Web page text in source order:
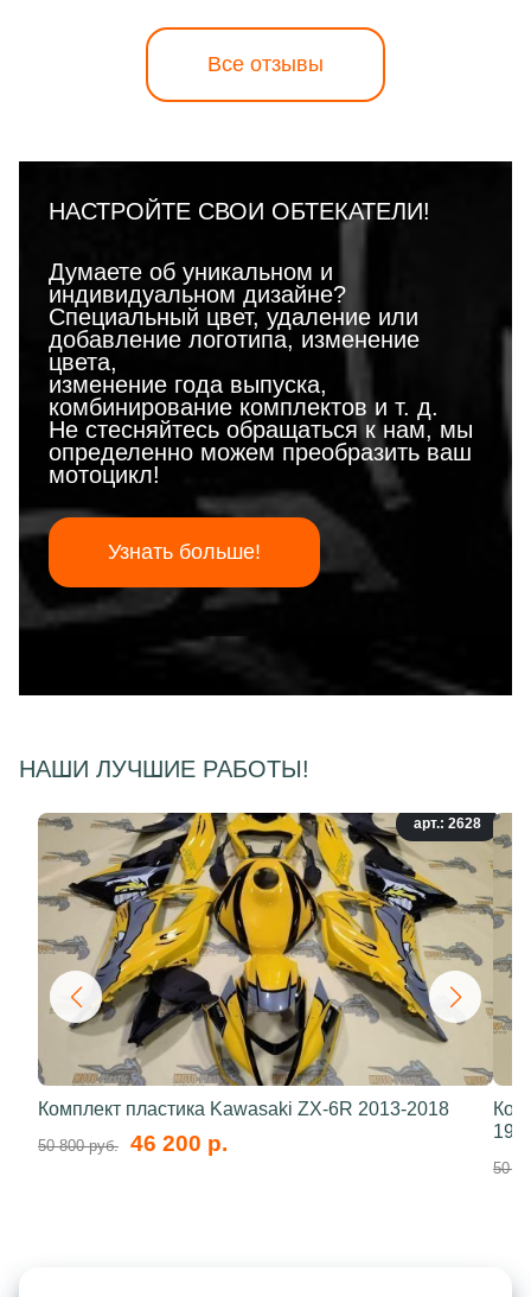
Все отзывы
НАСТРОЙТЕ СВОИ ОБТЕКАТЕЛИ!
Думаете об уникальном и
индивидуальном дизайне?
Специальный цвет, удаление или
добавление логотипа, изменение
цвета,
изменение года выпуска,
комбинирование комплектов и т. д.
Не стесняйтесь обращаться к нам, мы
определенно можем преобразить ваш
мотоцикл!
Узнать больше!
НАШИ ЛУЧШИЕ РАБОТЫ!
арт.: 2628
Комплект пластика Kawasaki ZX-6R 2013-2018
50 800 руб. 46 200 р.
50